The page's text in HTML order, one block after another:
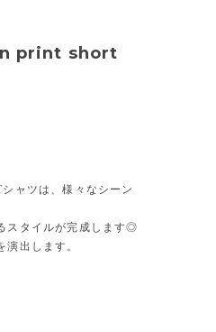
print short
ャツは、様々なシーン
スタイルが完成します◎
出します。